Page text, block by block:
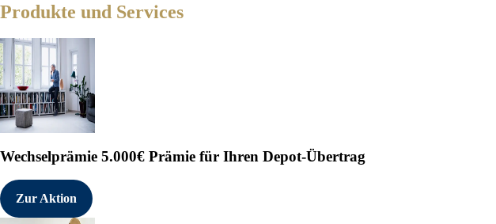
Produkte und Services
Wechselprämie 5.000€ Prämie für Ihren Depot-Übertrag
Zur Aktion